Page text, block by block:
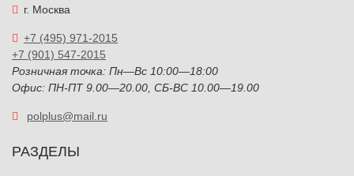
г. Москва
+7 (495) 971-2015
+7 (901) 547-2015
Розничная точка: Пн—Вс 10:00—18:00
Офис: ПН-ПТ 9.00—20.00, СБ-ВС 10.00—19.00
polplus@mail.ru
РАЗДЕЛЫ